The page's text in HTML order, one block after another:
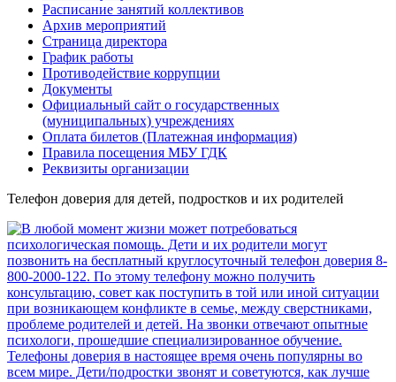
Расписание занятий коллективов
Архив мероприятий
Страница директора
График работы
Противодействие коррупции
Документы
Официальный сайт о государственных
(муниципальных) учреждениях
Оплата билетов (Платежная информация)
Правила посещения МБУ ГДК
Реквизиты организации
Телефон доверия для детей, подростков и их родителей